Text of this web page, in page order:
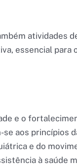
atividades
essencial para
e o
aos princípios
e do
à saúde